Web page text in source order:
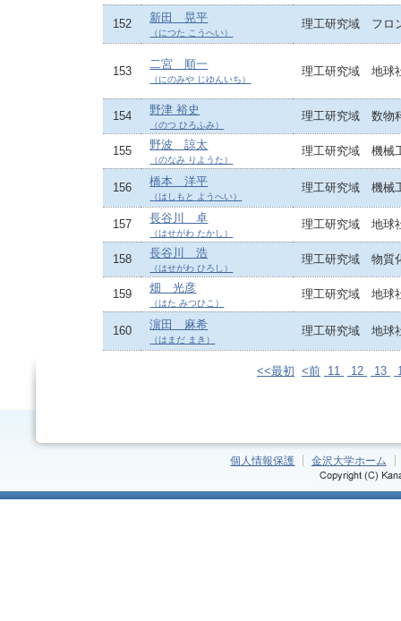
152 新田 晃平
（につた こうへい）
理工研究域 フロ
153
二宮 順一
（にのみや じゆんいち）
理工研究域 地球
154 野津 裕史
（のつ ひろふみ）
理工研究域 数物
155 野波 諒太
（のなみ りようた）
理工研究域 機械
156 橋本 洋平
（はしもと ようへい）
理工研究域 機械
157 長谷川 卓
（はせがわ たかし）
理工研究域 地球
158 長谷川 浩
（はせがわ ひろし）
理工研究域 物質
159 畑 光彦
（はた みつひこ）
理工研究域 地球
160 濵田 麻希
（はまだ まき）
理工研究域 地球
<<最初 <前 11 12 13
個人情報保護 金沢大学ホーム